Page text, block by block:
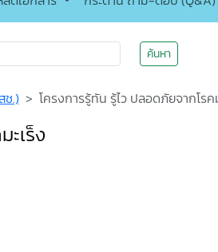
ค้นหา
ช.) โครงการรู้ทัน รู้ไว ปลอดภัยจากโรค
เร็ง